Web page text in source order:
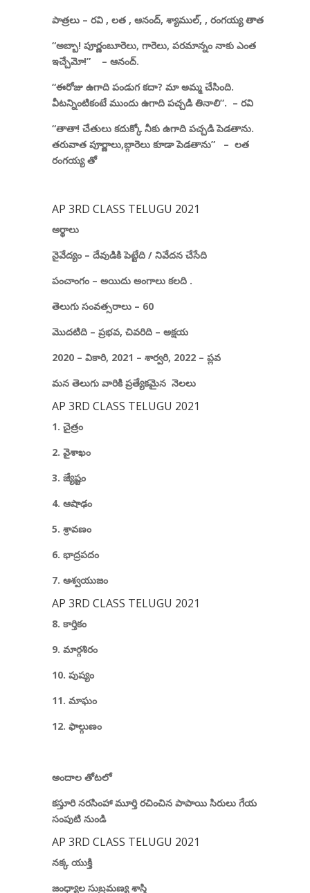
పాత్రలు– రవి, లత, ఆనంద్, శ్యాముల్, , రంగయ్య తాత
“అబ్బా! పూర్ణంబూరెలు, గారెలు, పరమాన్నం నాకు ఎంత
ఇచ్చేమో!”
– ఆనంద్.
“ఈరోజు ఉగాది పండుగ కదా? మా అమ్మ చేసింది.
వీటన్నింటికంటే ముందు ఉగాది పచ్చడి తినాలి”. – రవి
“తాతా! చేతులు కదుక్కో నీకు ఉగాది పచ్చడి పెడతాను.
తరువాత పూర్ణాలు,బ్గారెలు కూడా పెడతాను” – లత
రంగయ్య తో
AP 3RD CLASS TELUGU 2021
అర్థాలు
నైవేద్యం– దేవుడికి పెట్టేది/ నివేదన చేసేది
పంచాంగం– అయిదు అంగాలు కలది.
తెలుగు సంవత్సరాలు– 60
మొదటిది– ప్రభవ, చివరిది– అక్షయ
2020 – వికారి, 2021 – శార్వరి, 2022– ప్లవ
మన తెలుగు వారికి ప్రత్యేకమైన నెలలు
AP 3RD CLASS TELUGU 2021
1. చైత్రం
2. వైశాఖం
3. జ్యేష్టం
4. ఆషాఢం
5. శ్రావణం
6. భాద్రపదం
7. ఆశ్వయుజం
AP 3RD CLASS TELUGU 2021
8. కార్తికం
9. మార్గశిరం
10. పుష్యం
11. మాఘం
12. ఫాల్గుణం
అందాల తోటలో
కస్తూరి నరసింహా మూర్తి రచించిన పాపాయి సిరులు గేయ
సంపుటి నుండి
AP 3RD CLASS TELUGU 2021
నక్క యుక్తి
జంధ్యాల సుబ్రమణ్య శాస్త్రి